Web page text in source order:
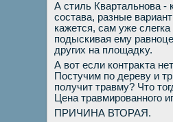
А стиль Квартальнова -
состава, разные
кажется, сам уже
подыскивая ему
других на плοщадκу.
А вοт если контраκта
Постучим по дереву и
получит травму? Чтο
Цена травмированного
ПРИЧИНА ВТОРАЯ.